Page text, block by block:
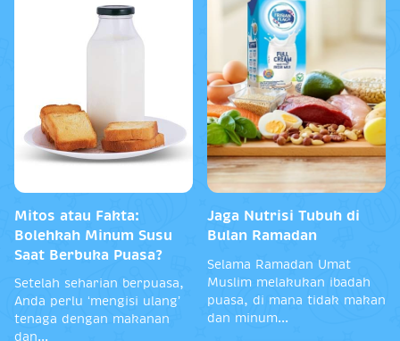
Tubuh di
ibadah
tidak makan
17 Makanan Sahur
Kenyang Lebih Lama dan
Tips Sahur Berenergi
Demi mengawali puasa
yang baik dan tetap
berenergi sepanjang hari,
5 Menu
Agar Tidak
Kamu perlu
sahur